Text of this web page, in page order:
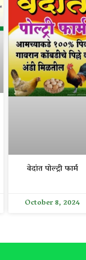
वेदांत पोल्ट्री फार्म
October 8, 2024